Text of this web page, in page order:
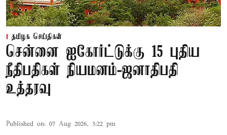
தமிழக செய்திகள்
சென்னை ஐகோர்ட்டுக்கு 15 புதிய
நீதிபதிகள் நியமனம்-ஜனாதிபதி
உத்தரவு
Published on: 07 Aug 2026, 3:22 pm